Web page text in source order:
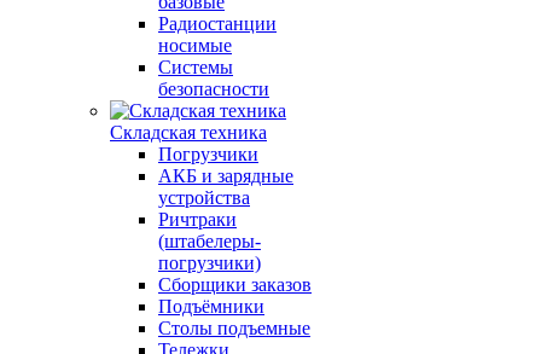
Радиостанции
носимые
Системы
безопасности
Складская техника
Погрузчики
АКБ и зарядные
устройства
Ричтраки
(штабелеры-
погрузчики)
Сборщики заказов
Подъёмники
Столы подъемные
Тележки